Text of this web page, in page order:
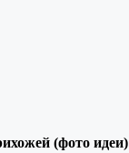
(фото идеи)